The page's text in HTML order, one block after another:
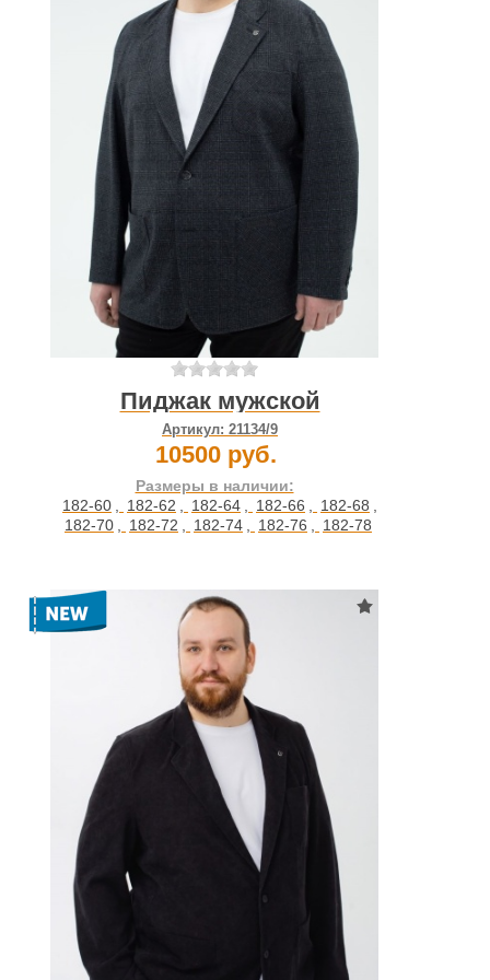
Пиджак мужской
Артикул: 21134/9
10500 руб.
Размеры в наличии:
182-60 , 182-62 , 182-64 , 182-66 , 182-68 ,
182-70 , 182-72 , 182-74 , 182-76 , 182-78